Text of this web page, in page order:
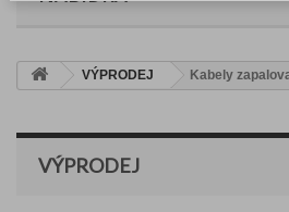
VÝPRODEJ Kabely
VÝPRODEJ